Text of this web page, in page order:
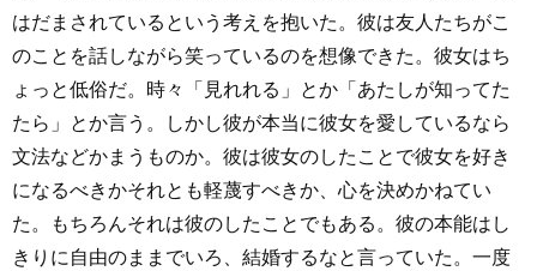
はだまされているという考えを抱いた。彼は友人たちがこ
のことを話しながら笑っているのを想像できた。彼女はち
ょっと低俗だ。時々「見れれる」とか「あたしが知ってた
たら」とか言う。しかし彼が本当に彼女を愛しているなら
文法などかまうものか。彼は彼女のしたことで彼女を好き
になるべきかそれとも軽蔑すべきか、心を決めかねてい
た。もちろんそれは彼のしたことでもある。彼の本能はし
きりに自由のままでいろ、結婚するなと言っていた。一度